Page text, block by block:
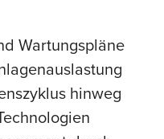
Wartungspläne
hinweg